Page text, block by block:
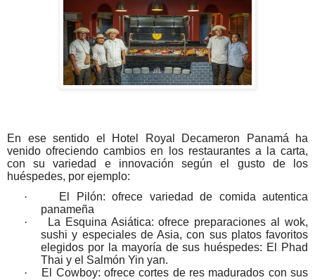
En ese sentido el Hotel Royal Decameron Panamá ha
venido ofreciendo cambios en los restaurantes a la carta,
con su variedad e innovación según el gusto de los
huéspedes, por ejemplo:
·
El Pilón: ofrece variedad de comida autentica
panameña
·
La Esquina Asiática: ofrece preparaciones al wok,
sushi y especiales de Asia, con sus platos favoritos
elegidos por la mayoría de sus huéspedes: El Phad
Thai y el Salmón Yin yan.
·
El Cowboy: ofrece cortes de res madurados con sus